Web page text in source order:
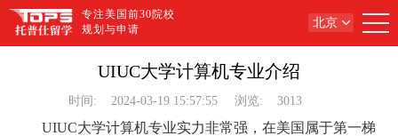
专注美国前30院校
规划与申请
北京
UIUC大学计算机专业介绍
时间: 2024-03-19 15:57:55 浏览: 3013
UIUC大学计算机专业实力非常强，在美国属于第一梯